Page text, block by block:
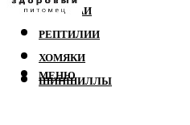
ПОПУГАИ
РЕПТИЛИИ
ХОМЯКИ
ШИНШИЛЛЫ
МЕНЮ